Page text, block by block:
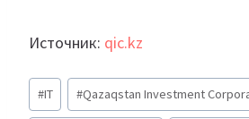
Источник: qic.kz
Метки
записи:
#IT #Qazaqstan Investment